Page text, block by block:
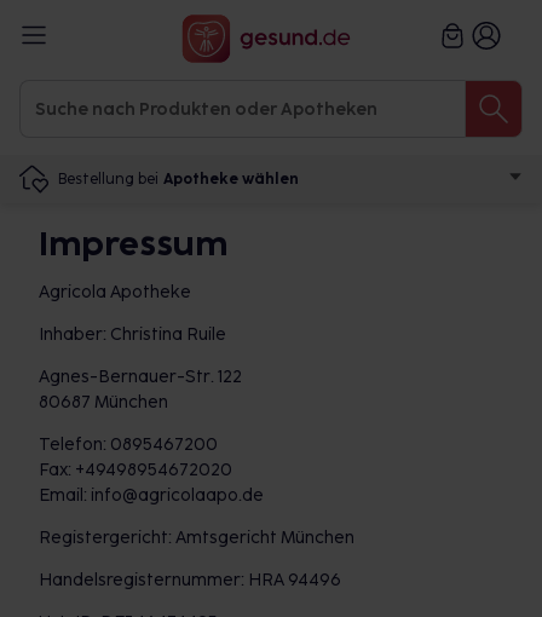
Bestellung bei Apotheke wählen
Impressum
Agricola Apotheke
Inhaber: Christina Ruile
Agnes-Bernauer-Str. 122
80687 München
Telefon: 0895467200
Fax: +49498954672020
Email: info@agricolaapo.de
Registergericht: Amtsgericht München
Handelsregisternummer: HRA 94496